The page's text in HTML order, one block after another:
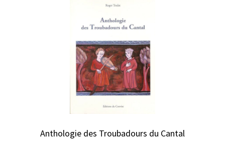
Anthologie des Troubadours du Cantal